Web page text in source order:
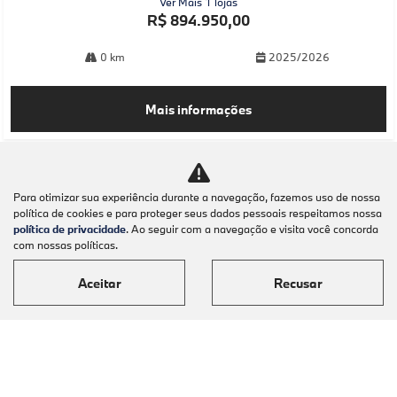
R$ 894.950,00
0 km 2025/2026
Mais informações
Para otimizar sua experiência durante a navegação, fazemos uso de nossa
política de cookies e para proteger seus dados pessoais respeitamos nossa
política de privacidade. Ao seguir com a navegação e visita você concorda
com nossas políticas.
Aceitar Recusar